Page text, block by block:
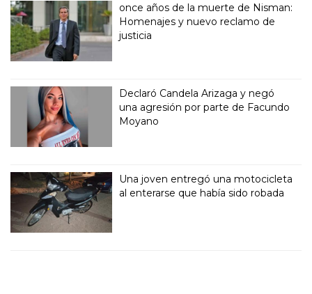
once años de la muerte de Nisman:
Homenajes y nuevo reclamo de
justicia
Declaró Candela Arizaga y negó
una agresión por parte de Facundo
Moyano
Una joven entregó una motocicleta
al enterarse que había sido robada